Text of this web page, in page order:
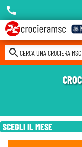
SCEGLI IL MESE
searchCERCA UNA CROCIERA MSC
call